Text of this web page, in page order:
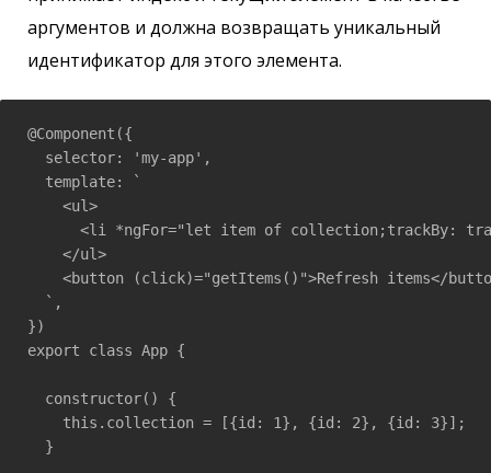
аргументов и должна возвращать уникальный
идентификатор для этого элемента.
@Component({
  selector: 'my-app',
  template: `
    <ul>
<li *ngFor="let item of collection;trackBy:
    </ul>
<button (click)="getItems()">Refresh items</
  `,
})
export class App {
  constructor() {
    this.collection = [{id: 1}, {id: 2}, {id: 3}];
  }